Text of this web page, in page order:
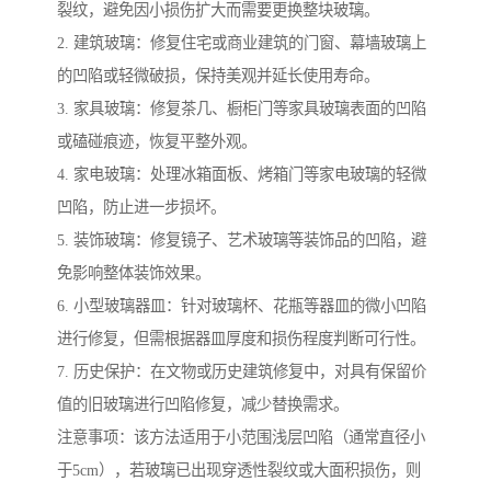
裂纹，避免因小损伤扩大而需要更换整块玻璃。
2. 建筑玻璃：修复住宅或商业建筑的门窗、幕墙玻璃上
的凹陷或轻微破损，保持美观并延长使用寿命。
3. 家具玻璃：修复茶几、橱柜门等家具玻璃表面的凹陷
或磕碰痕迹，恢复平整外观。
4. 家电玻璃：处理冰箱面板、烤箱门等家电玻璃的轻微
凹陷，防止进一步损坏。
5. 装饰玻璃：修复镜子、艺术玻璃等装饰品的凹陷，避
免影响整体装饰效果。
6. 小型玻璃器皿：针对玻璃杯、花瓶等器皿的微小凹陷
进行修复，但需根据器皿厚度和损伤程度判断可行性。
7. 历史保护：在文物或历史建筑修复中，对具有保留价
值的旧玻璃进行凹陷修复，减少替换需求。
注意事项：该方法适用于小范围浅层凹陷（通常直径小
于5cm），若玻璃已出现穿透性裂纹或大面积损伤，则